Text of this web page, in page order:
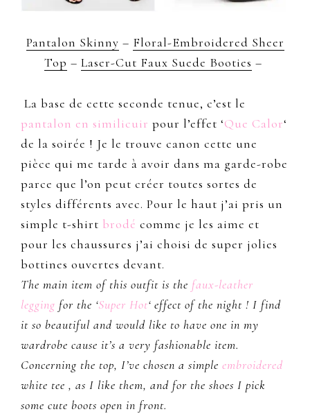
Pantalon Skinny – Floral-Embroidered Sheer
Top – Laser-Cut Faux Suede Booties –
La base de cette seconde tenue, c’est le
pantalon en similicuir pour l’effet ‘Que Calor‘
de la soirée ! Je le trouve canon cette une
pièce qui me tarde à avoir dans ma garde-robe
parce que l’on peut créer toutes sortes de
styles différents avec. Pour le haut j’ai pris un
simple t-shirt brodé comme je les aime et
pour les chaussures j’ai choisi de super jolies
bottines ouvertes devant.
The main item of this outfit is the faux-leather
legging for the ‘Super Hot‘ effect of the night ! I find
it so beautiful and would like to have one in my
wardrobe cause it’s a very fashionable item.
Concerning the top, I’ve chosen a simple embroidered
white tee , as I like them, and for the shoes I pick
some cute boots open in front.